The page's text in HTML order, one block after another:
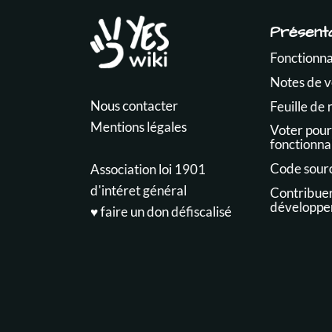
Nous contacter
Mentions légales
Association loi 1901
d'intéret général
♥️ faire un don défiscalisé
Notes de
Feuille de
Voter
Code